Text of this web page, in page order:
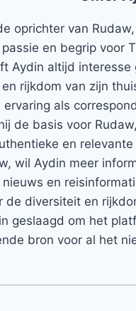
oprichter van
en begrip voor
Aydin altijd
rijkdom van zijn
ervaring als
de basis voor
en
wil Aydin meer
nieuws en
de diversiteit en
geslaagd om het
bron voor al het